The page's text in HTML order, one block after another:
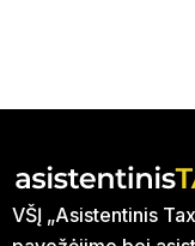
VŠĮ „Asistentinis